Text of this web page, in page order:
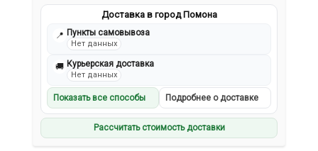
Доставка в город Помона
📍 Пункты самовывоза
Нет данных
🚚 Курьерская доставка
Нет данных
Показать все способы Подробнее о доставке
Рассчитать стоимость доставки